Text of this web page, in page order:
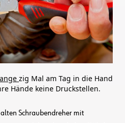
zig Mal am Tag in die Hand
Hände keine Druckstellen.
Schraubendreher mit